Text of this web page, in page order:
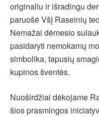
originaliu ir išradingu
paruošė VšĮ Raseinių
Nemažai dėmesio
pasidaryti nemokamų
simbolika, tapusių
kupinos šventės.
Nuoširdžiai dėkojame
šios prasmingos